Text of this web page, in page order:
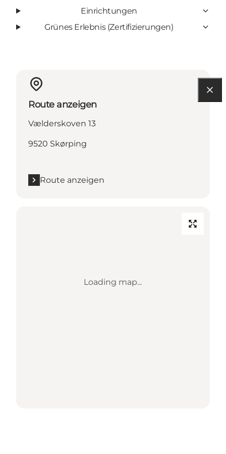
Einrichtungen
Grünes Erlebnis (Zertifizierungen)
Route anzeigen
Vælderskoven 13
9520 Skørping
Route anzeigen
Loading map...